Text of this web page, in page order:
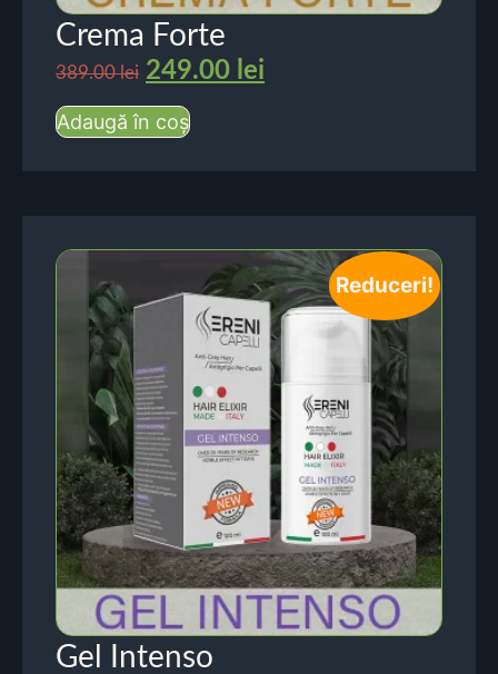
Crema Forte
389.00lei 249.00 lei
Adaugă în coș
Reduceri!
Gel Intenso